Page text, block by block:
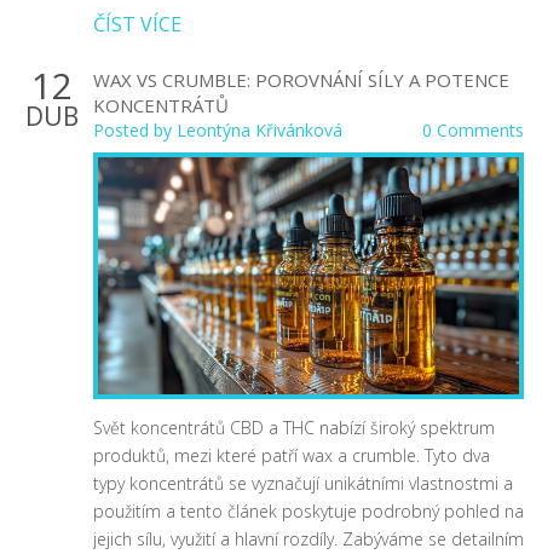
ČÍST VÍCE
12
DUB
WAX VS CRUMBLE: POROVNÁNÍ SÍLY A POTENCE
KONCENTRÁTŮ
Posted by Leontýna Křivánková 0 Comments
Svět koncentrátů CBD a THC nabízí široký spektrum
produktů, mezi které patří wax a crumble. Tyto dva
typy koncentrátů se vyznačují unikátními vlastnostmi a
použitím a tento článek poskytuje podrobný pohled na
jejich sílu, využití a hlavní rozdíly. Zabýváme se detailním